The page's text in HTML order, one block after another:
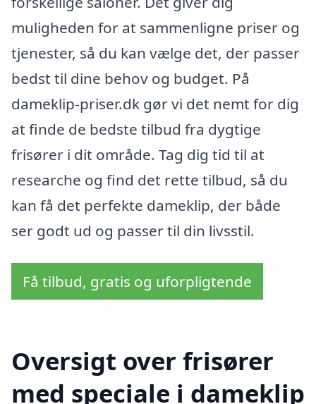
muligheden for at sammenligne priser og
tjenester, så du kan vælge det, der passer
bedst til dine behov og budget. På
dameklip-priser.dk gør vi det nemt for dig
at finde de bedste tilbud fra dygtige
frisører i dit område. Tag dig tid til at
researche og find det rette tilbud, så du
kan få det perfekte dameklip, der både
ser godt ud og passer til din livsstil.
Få tilbud, gratis og uforpligtende
Oversigt over frisører
med speciale i dameklip